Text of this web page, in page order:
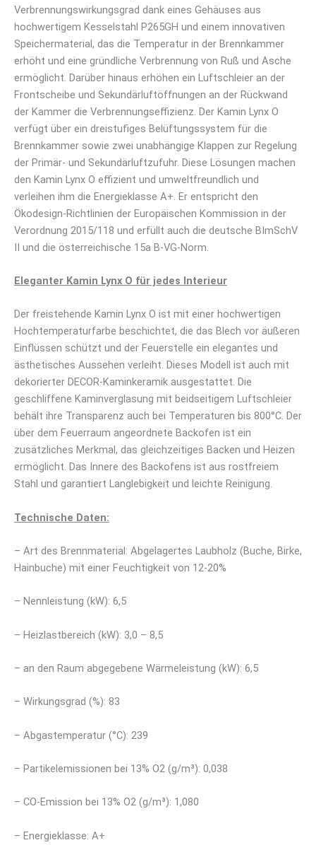
Verbrennungswirkungsgrad dank eines Gehäuses aus
hochwertigem Kesselstahl P265GH und einem innovativen
Speichermaterial, das die Temperatur in der Brennkammer
erhöht und eine gründliche Verbrennung von Ruß und Asche
ermöglicht. Darüber hinaus erhöhen ein Luftschleier an der
Frontscheibe und Sekundärluftöffnungen an der Rückwand
der Kammer die Verbrennungseffizienz. Der Kamin Lynx O
verfügt über ein dreistufiges Belüftungssystem für die
Brennkammer sowie zwei unabhängige Klappen zur Regelung
der Primär- und Sekundärluftzufuhr. Diese Lösungen machen
den Kamin Lynx O effizient und umweltfreundlich und
verleihen ihm die Energieklasse A+. Er entspricht den
Ökodesign-Richtlinien der Europäischen Kommission in der
Verordnung 2015/118 und erfüllt auch die deutsche BImSchV
II und die österreichische 15a B-VG-Norm.
Eleganter Kamin Lynx O für jedes Interieur
Der freistehende Kamin Lynx O ist mit einer hochwertigen
Hochtemperaturfarbe beschichtet, die das Blech vor äußeren
Einflüssen schützt und der Feuerstelle ein elegantes und
ästhetisches Aussehen verleiht. Dieses Modell ist auch mit
dekorierter DECOR-Kaminkeramik ausgestattet. Die
geschliffene Kaminverglasung mit beidseitigem Luftschleier
behält ihre Transparenz auch bei Temperaturen bis 800°C. Der
über dem Feuerraum angeordnete Backofen ist ein
zusätzliches Merkmal, das gleichzeitiges Backen und Heizen
ermöglicht. Das Innere des Backofens ist aus rostfreiem
Stahl und garantiert Langlebigkeit und leichte Reinigung.
Technische Daten:
– Art des Brennmaterial: Abgelagertes Laubholz (Buche, Birke,
Hainbuche) mit einer Feuchtigkeit von 12-20%
– Nennleistung (kW): 6,5
– Heizlastbereich (kW): 3,0 – 8,5
– an den Raum abgegebene Wärmeleistung (kW): 6,5
– Wirkungsgrad (%): 83
– Abgastemperatur (°C): 239
– Partikelemissionen bei 13% O2 (g/m³): 0,038
– CO-Emission bei 13% O2 (g/m³): 1,080
– Energieklasse: A+